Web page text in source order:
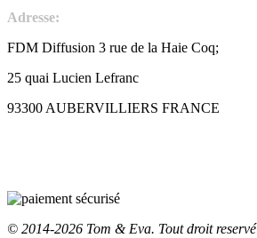
Adresse:
FDM Diffusion 3 rue de la Haie Coq;
25 quai Lucien Lefranc
93300 AUBERVILLIERS FRANCE
© 2014-2026 Tom & Eva. Tout droit reservé